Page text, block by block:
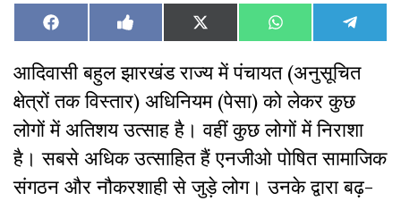
Share
on
Facebook Share
on
Like
on
Share
on
X
(Twitter)
Share
on
WhatsAppShare
on
आदिवासी बहुल झारखंड राज्य में पंचायत (अनुसूचित
क्षेत्रों तक विस्तार) अधिनियम (पेसा) को लेकर कुछ
लोगों में अतिशय उत्साह है। वहीं कुछ लोगों में निराशा
है। सबसे अधिक उत्साहित हैं एनजीओ पोषित सामाजिक
संगठन और नौकरशाही से जुड़े लोग। उनके द्वारा बढ़-